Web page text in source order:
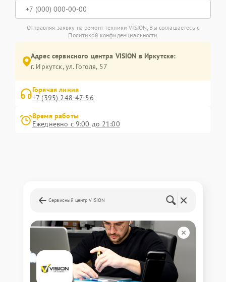
Отправляя заявку на ремонт техники VISION, Вы соглашаетесь с
Политикой конфиденциальности
Адрес сервисного центра VISION в Иркутске:
г. Иркутск, ул. ​Гоголя, 57
Горячая линия
+7 (395) 248-47-56
Время работы
Ежедневно с 9:00 до 21:00
Сервисный центр VISION